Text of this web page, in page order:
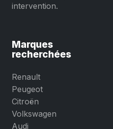
intervention.
Marques
recherchées
Renault
Peugeot
Citroën
Volkswagen
Audi